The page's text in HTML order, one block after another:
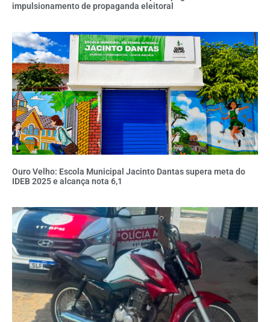
impulsionamento de propaganda eleitoral
Ouro Velho: Escola Municipal Jacinto Dantas supera meta do
IDEB 2025 e alcança nota 6,1